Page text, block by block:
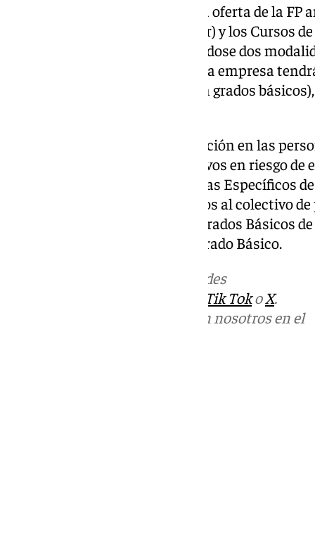
Entre las novedades de la nueva oferta de la
grados (Básico, Medio y Superior) y los Cursos
impartirse en Dual, estableciéndose dos
En la primera, la formación en la empresa
35% de la duración total (20% en grados
Además, se pone el foco de atención en las
especiales (NEE) y otros colectivos en riesgo
transformación de los Programas Específicos
en Grados Básicos de FP dirigidos al colectivo
educativas. Son un total de 61 Grados Básicos
titulación: el la de ESO y la de Grado Básico.
en las redes
Tik TokoX.
Puedes ponerte en contacto con nosotros en el